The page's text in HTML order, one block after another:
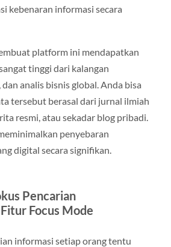
kebenaran informasi secara
platform ini mendapatkan
tinggi dari kalangan
analis bisnis global. Anda bisa
tersebut berasal dari jurnal ilmiah
resmi, atau sekadar blog pribadi.
penyebaran
digital secara signifikan.
Pencarian
Focus Mode
informasi setiap orang tentu